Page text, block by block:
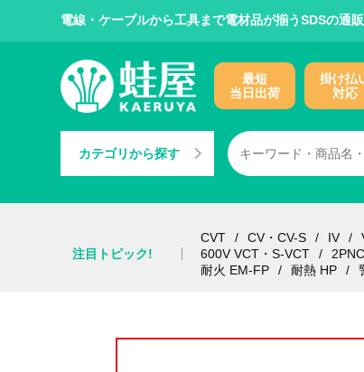
電線・ケーブルから工具まで電材品が揃うSDSの通
最短
当日出荷
掛け払
対応
カテゴリから探す
注目トピック!
CVT CV・CV-S IV
600V VCT・S-VCT
耐火 EM-FP
耐熱 HP